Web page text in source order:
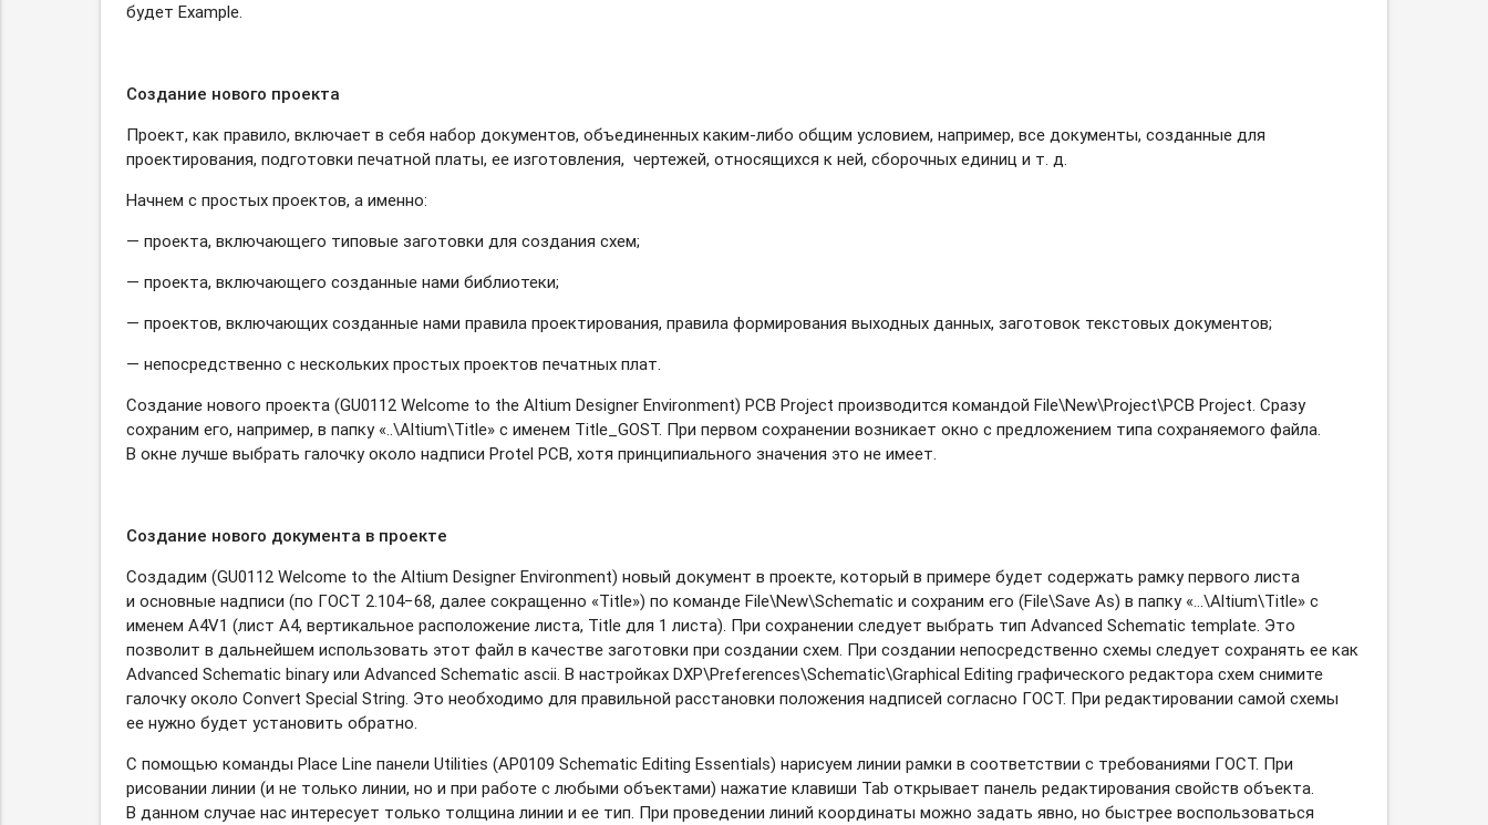
будет Example.
Создание нового проекта
Проект, как правило, включает в себя набор документов, объединенных каким-либо общим условием, например, все документы, созданные для
проектирования, подготовки печатной платы, ее изготовления, чертежей, относящихся к ней, сборочных единиц и т. д.
Начнем с простых проектов, а именно:
— проекта, включающего типовые заготовки для создания схем;
— проекта, включающего созданные нами библиотеки;
— проектов, включающих созданные нами правила проектирования, правила формирования выходных данных, заготовок текстовых документов;
— непосредственно с нескольких простых проектов печатных плат.
Создание нового проекта (GU0112 Welcome to the Altium Designer Environment) PCB Project производится командой File\New\Project\PCB Project. Сразу
сохраним его, например, в папку «..\Altium\Title» c именем Title_GOST. При первом сохранении возникает окно с предложением типа сохраняемого файла.
В окне лучше выбрать галочку около надписи Protel PCB, хотя принципиального значения это не имеет.
Создание нового документа в проекте
Создадим (GU0112 Welcome to the Altium Designer Environment) новый документ в проекте, который в примере будет содержать рамку первого листа
и основные надписи (по ГОСТ 2.104−68, далее сокращенно «Title») по команде File\New\Schematic и сохраним его (File\Save As) в папку «…\Altium\Title» c
именем A4V1 (лист A4, вертикальное расположение листа, Title для 1 листа). При сохранении следует выбрать тип Advanced Schematic template. Это
позволит в дальнейшем использовать этот файл в качестве заготовки при создании схем. При создании непосредственно схемы следует сохранять ее как
Advanced Schematic binary или Advanced Schematic ascii. В настройках DXP\Preferences\Schematic\Graphical Editing графического редактора схем снимите
галочку около Convert Special String. Это необходимо для правильной расстановки положения надписей согласно ГОСТ. При редактировании самой схемы
ее нужно будет установить обратно.
С помощью команды Place Line панели Utilities (AP0109 Schematic Editing Essentials) нарисуем линии рамки в соответствии с требованиями ГОСТ. При
рисовании линии (и не только линии, но и при работе с любыми объектами) нажатие клавиши Tab открывает панель редактирования свойств объекта.
В данном случае нас интересует только толщина линии и ее тип. При проведении линий координаты можно задать явно, но быстрее воспользоваться